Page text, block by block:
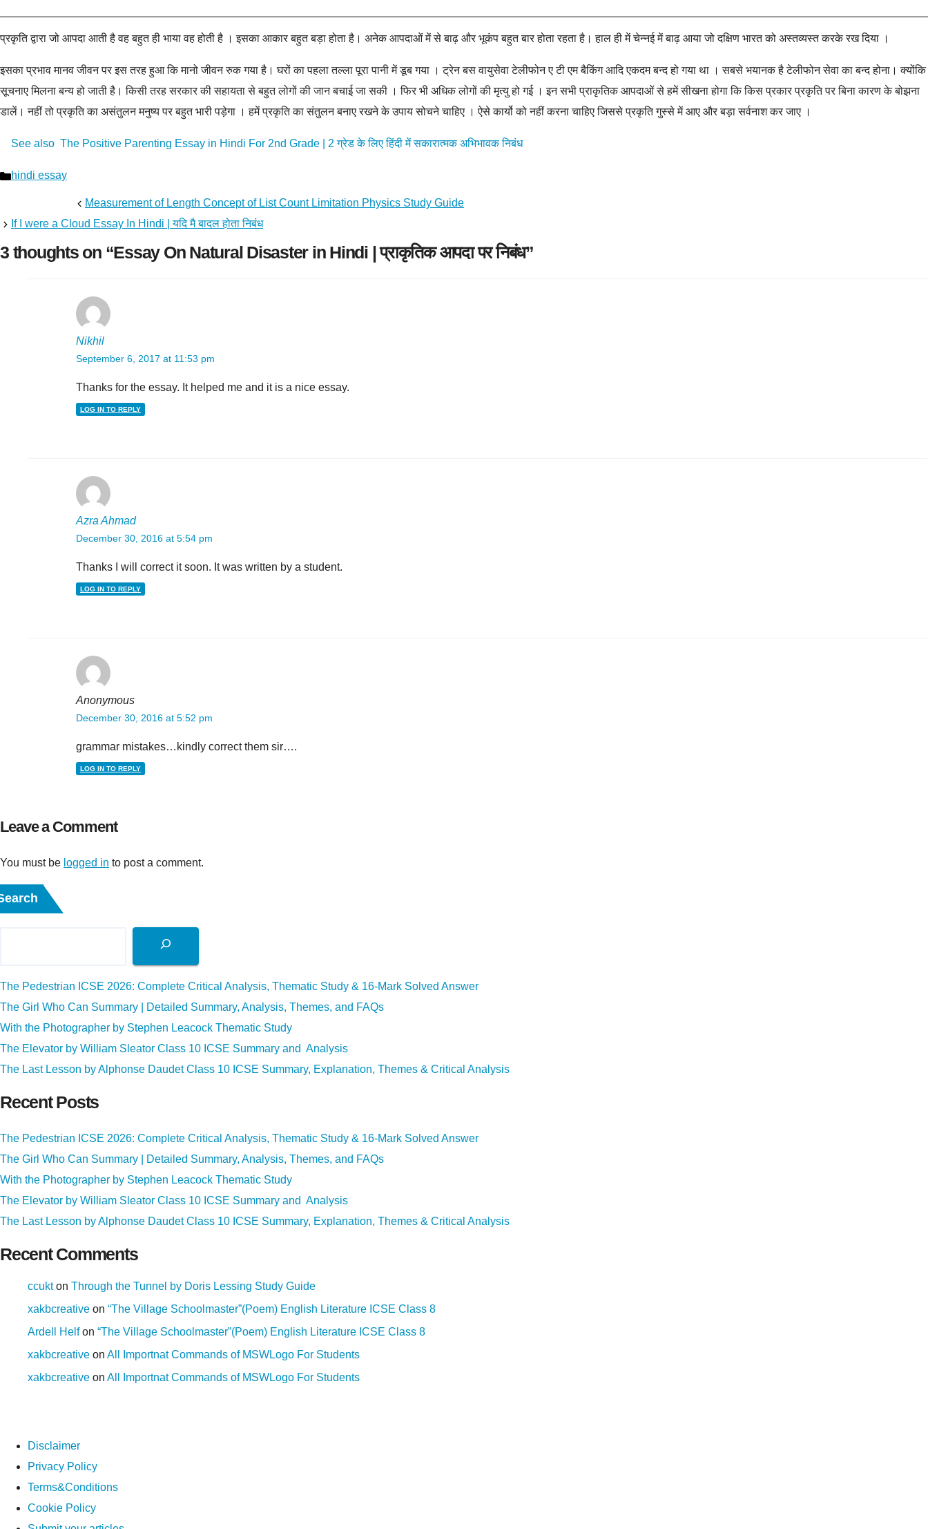
प्रकृति द्वारा जो आपदा आती है वह बहुत ही भाया वह होती है । इसका आकार बहुत बड़ा होता है। अनेक आपदाओं में से बाढ़ और भूकंप बहुत बार होता रहता है। हाल ही में चेन्नई में बाढ़ आया जो दक्षिण भारत को अस्तव्यस्त करके रख दिया ।
इसका प्रभाव मानव जीवन पर इस तरह हुआ कि मानो जीवन रुक गया है। घरों का पहला तल्ला पूरा पानी में डूब गया । ट्रेन बस वायुसेवा टेलीफोन ए टी एम बैकिंग आदि एकदम बन्द हो गया था । सबसे भयानक है टेलीफोन सेवा का बन्द होना। क्योंकि
सूचनाए मिलना बन्य हो जाती है। किसी तरह सरकार की सहायता से बहुत लोगों की जान बचाई जा सकी । फिर भी अधिक लोगों की मृत्यु हो गई । इन सभी प्राकृतिक आपदाओं से हमें सीखना होगा कि किस प्रकार प्रकृति पर बिना कारण के बोझना
डालें। नहीं तो प्रकृति का असंतुलन मनुष्य पर बहुत भारी पड़ेगा । हमें प्रकृति का संतुलन बनाए रखने के उपाय सोचने चाहिए । ऐसे कार्यो को नहीं करना चाहिए जिससे प्रकृति गुस्से में आए और बड़ा सर्वनाश कर जाए ।
See also The Positive Parenting Essay in Hindi For 2nd Grade | 2 ग्रेड के लिए हिंदी में सकारात्मक अभिभावक निबंध
Categories
hindi essay
Measurement of Length Concept of List Count Limitation Physics Study Guide
If I were a Cloud Essay In Hindi | यदि मै बादल होता निबंध
3 thoughts on “Essay On Natural Disaster in Hindi | प्राकृतिक आपदा पर निबंध”
Nikhil
September 6, 2017 at 11:53 pm
Thanks for the essay. It helped me and it is a nice essay.
LOG IN TO REPLY
Azra Ahmad
December 30, 2016 at 5:54 pm
Thanks I will correct it soon. It was written by a student.
LOG IN TO REPLY
Anonymous
December 30, 2016 at 5:52 pm
grammar mistakes…kindly correct them sir….
LOG IN TO REPLY
Leave a Comment
You must be logged in to post a comment.
The Pedestrian ICSE 2026: Complete Critical Analysis, Thematic Study & 16-Mark Solved Answer
The Girl Who Can Summary | Detailed Summary, Analysis, Themes, and FAQs
With the Photographer by Stephen Leacock Thematic Study
The Elevator by William Sleator Class 10 ICSE Summary and Analysis
The Last Lesson by Alphonse Daudet Class 10 ICSE Summary, Explanation, Themes & Critical Analysis
Recent Posts
The Pedestrian ICSE 2026: Complete Critical Analysis, Thematic Study & 16-Mark Solved Answer
The Girl Who Can Summary | Detailed Summary, Analysis, Themes, and FAQs
With the Photographer by Stephen Leacock Thematic Study
The Elevator by William Sleator Class 10 ICSE Summary and Analysis
The Last Lesson by Alphonse Daudet Class 10 ICSE Summary, Explanation, Themes & Critical Analysis
Recent Comments
ccukton Through the Tunnel by Doris Lessing Study Guide
xakbcreative on “The Village Schoolmaster”(Poem) English Literature ICSE Class 8
Ardell Helfon “The Village Schoolmaster”(Poem) English Literature ICSE Class 8
xakbcreative on All Importnat Commands of MSWLogo For Students
xakbcreative on All Importnat Commands of MSWLogo For Students
Disclaimer
Privacy Policy
Terms&Conditions
Cookie Policy